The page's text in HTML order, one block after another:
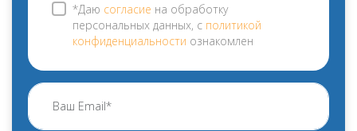
*Даю согласие на обработку
персональных данных, с политикой
конфиденциальности ознакомлен